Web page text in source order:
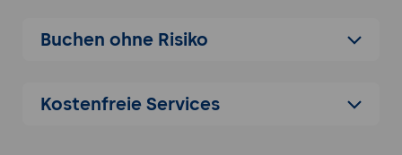
spielt.
Druckqualität, Geschwindigkeit,
Buchen ohne Risiko
Kostenfreie Services